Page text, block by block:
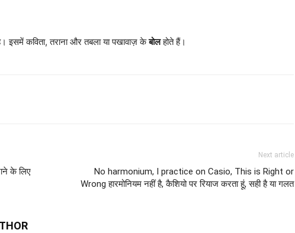
इसमें कविता, तराना और तबला या पखावाज़ केबोलहोते हैं।
के लिए
Next article
No harmonium, I practice on Casio, This is Right or
Wrong हारमोनियम नहीं है, कैशियो पर रियाज करता हूं, सही है या गलत